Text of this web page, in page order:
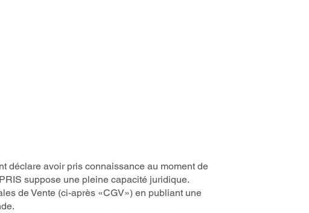
déclare avoir pris connaissance au moment de
suppose une pleine capacité juridique.
de Vente (ci-après «CGV») en publiant une